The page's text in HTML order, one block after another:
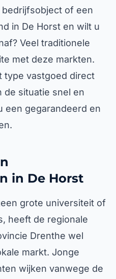
of een
in De Horst en wilt u
Veel traditionele
met deze markten.
type vastgoed direct
de situatie snel en
een gegarandeerd en
in De Horst
grote universiteit of
heeft de regionale
Drenthe wel
markt. Jonge
wijken vanwege de